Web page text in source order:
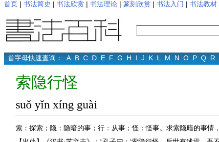
首页 | 书法简史 | 书法欣赏 | 书法理论 | 篆刻欣赏 | 书法入门 | 书法教材
首字母快速查询： A B C D E F G H I J K L M N O P Q R
索隐行怪
suǒ yǐn xíng guài
索：探索；隐：隐暗的事；行：从事；怪：怪事。求索隐暗的事